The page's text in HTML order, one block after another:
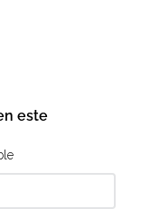
este